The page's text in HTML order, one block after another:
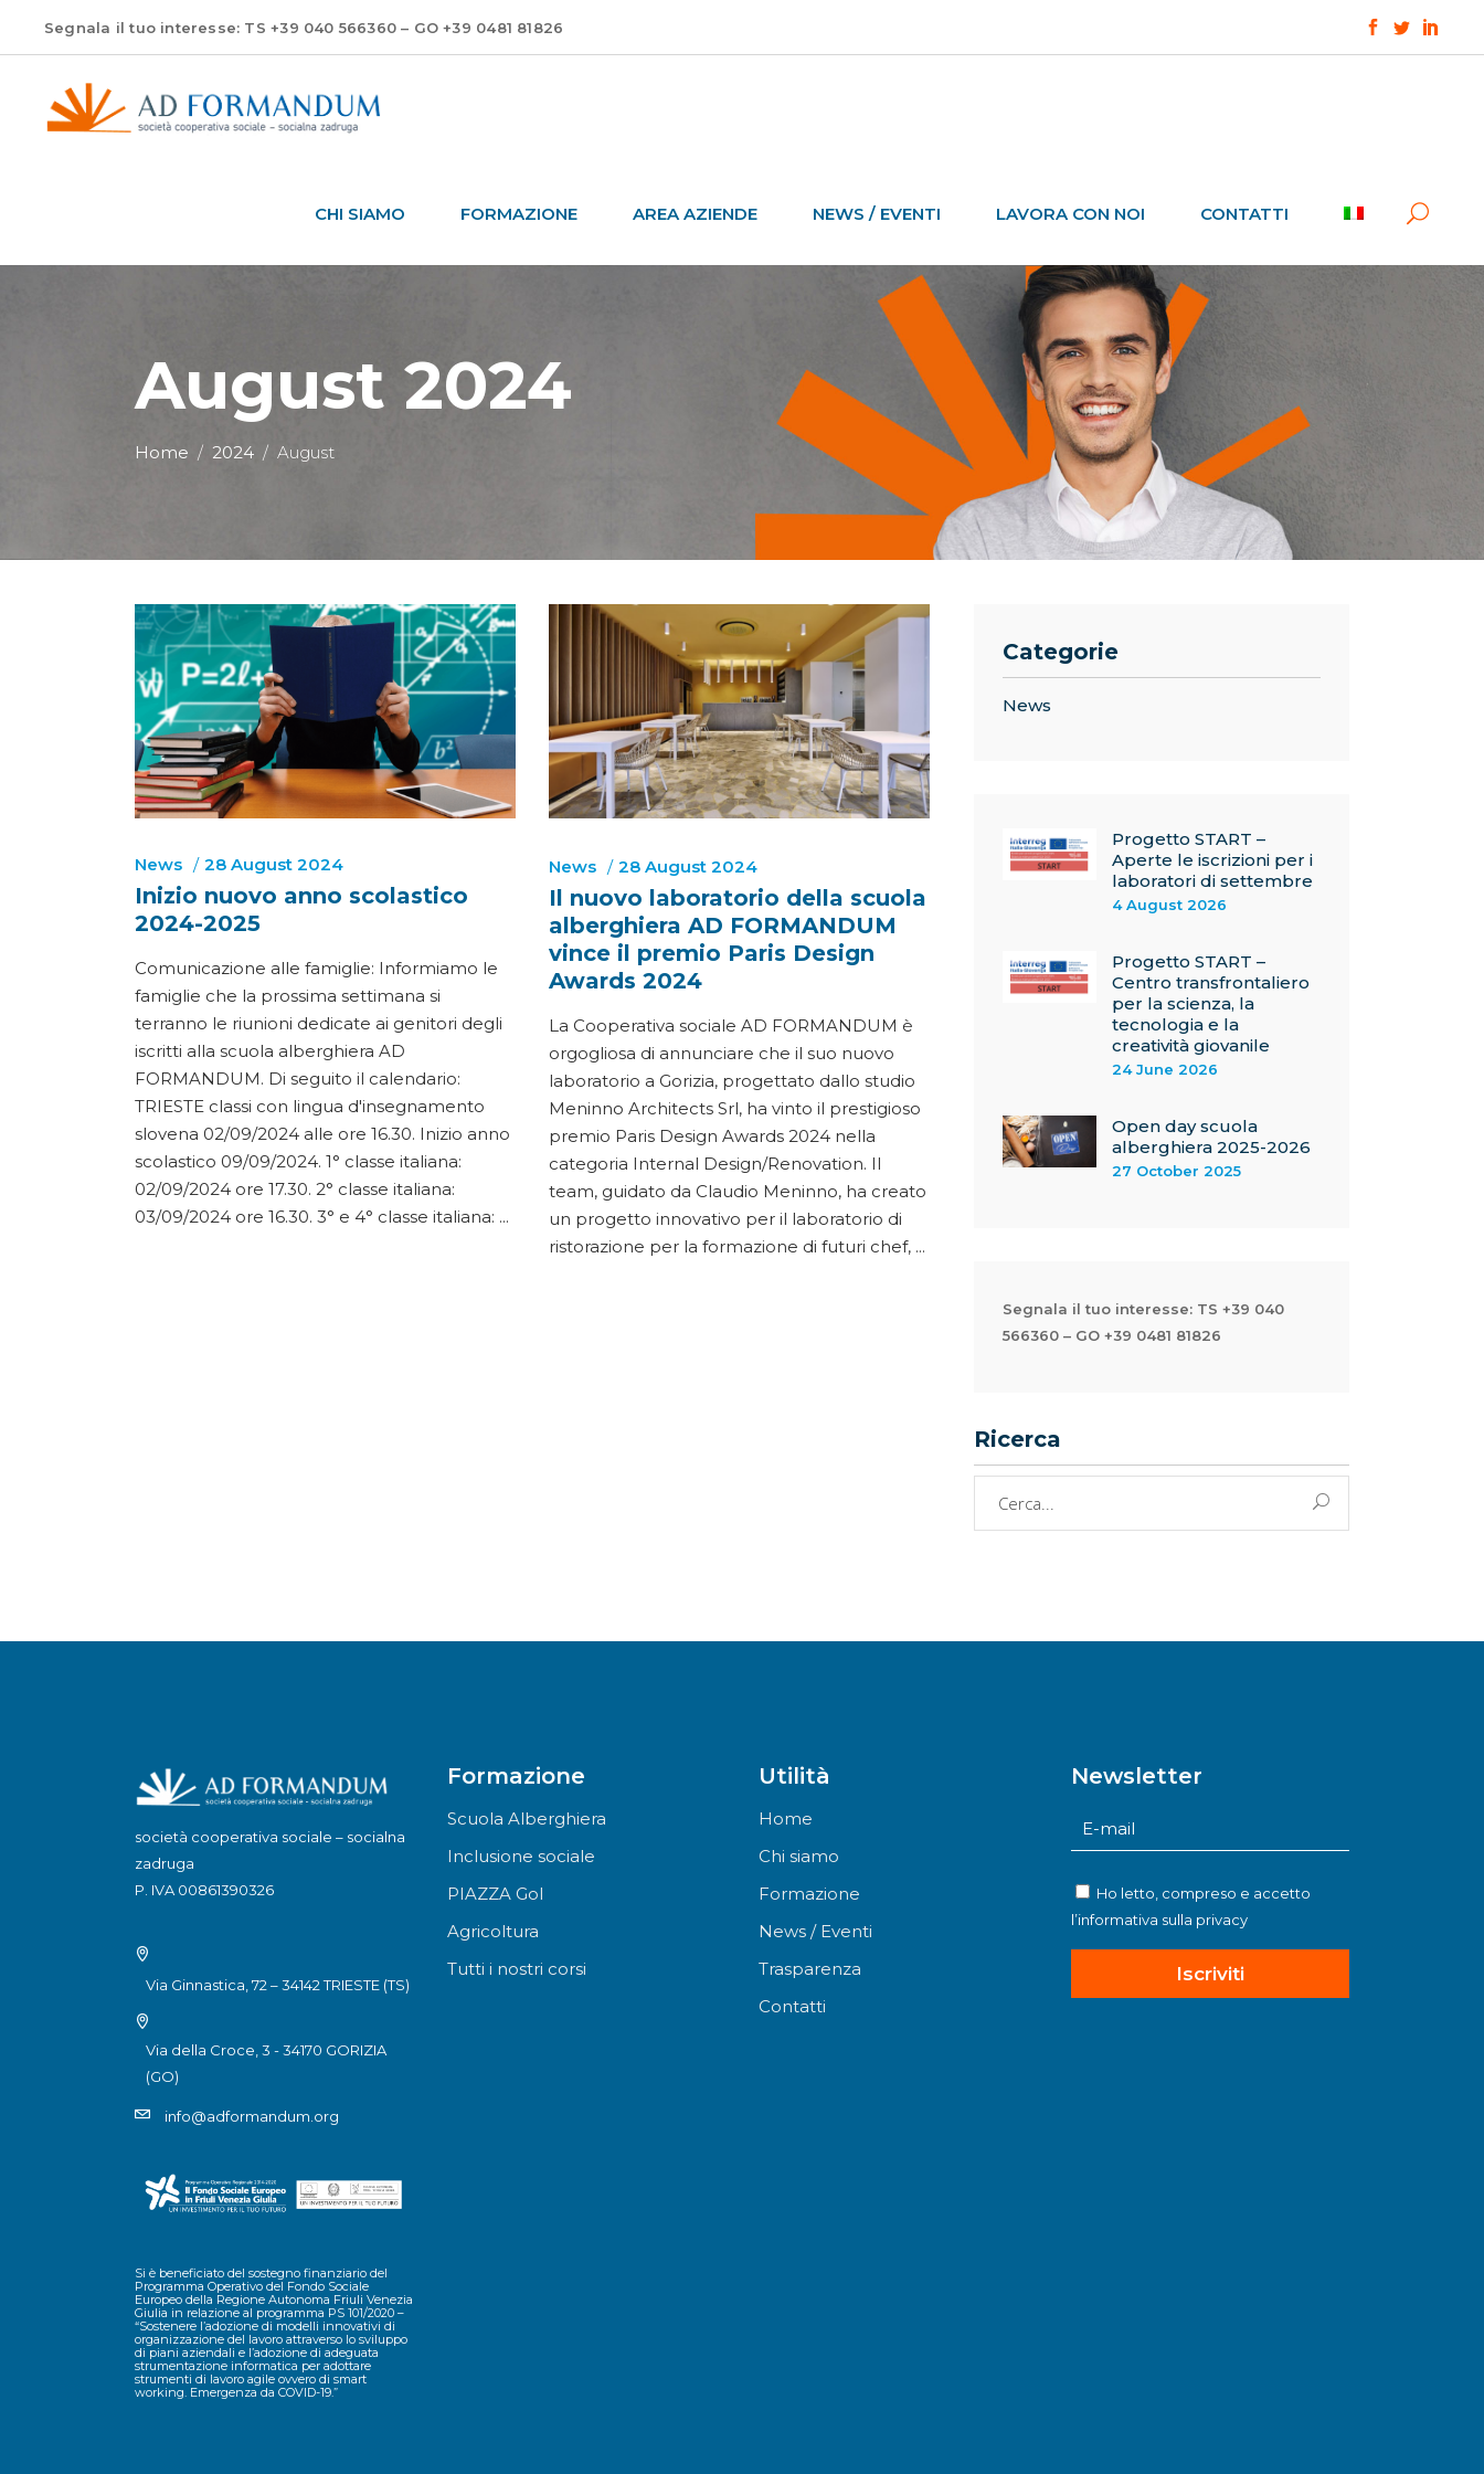
Segnala il tuo interesse: TS +39 040 566360 – GO +39 0481 81826
CHI SIAMO FORMAZIONE AREA AZIENDE NEWS / EVENTI LAVORA CON NOI CONTATTI
August 2024
Home / 2024 / August
News 28 August 2024
Inizio nuovo anno scolastico
2024-2025
Comunicazione alle famiglie: Informiamo le
famiglie che la prossima settimana si
terranno le riunioni dedicate ai genitori degli
iscritti alla scuola alberghiera AD
FORMANDUM. Di seguito il calendario:
TRIESTE classi con lingua d'insegnamento
slovena 02/09/2024 alle ore 16.30. Inizio anno
scolastico 09/09/2024. 1° classe italiana:
02/09/2024 ore 17.30. 2° classe italiana:
03/09/2024 ore 16.30. 3° e 4° classe italiana:
News 28 August 2024
Il nuovo laboratorio della scuola
alberghiera AD FORMANDUM
vince il premio Paris Design
Awards 2024
La Cooperativa sociale AD FORMANDUM è
orgogliosa di annunciare che il suo nuovo
laboratorio a Gorizia, progettato dallo studio
Meninno Architects Srl, ha vinto il prestigioso
premio Paris Design Awards 2024 nella
categoria Internal Design/Renovation. Il
team, guidato da Claudio Meninno, ha creato
un progetto innovativo per il laboratorio di
ristorazione per la formazione di futuri chef,
Categorie
News
Progetto START –
Aperte le iscrizioni per i
laboratori di settembre
4 August 2026
Progetto START –
Centro transfrontaliero
per la scienza, la
tecnologia e la
creatività giovanile
24 June 2026
Open day scuola
alberghiera 2025-2026
27 October 2025
Segnala il tuo interesse: TS +39 040
566360 – GO +39 0481 81826
Ricerca
per:
società cooperativa sociale – socialna
zadruga
P. IVA 00861390326
Via Ginnastica, 72 – 34142 TRIESTE (TS)
Via della Croce, 3 - 34170 GORIZIA
(GO)
info@adformandum.org
Si è beneficiato del sostegno finanziario del
Programma Operativo del Fondo Sociale
Europeo della Regione Autonoma Friuli Venezia
Giulia in relazione al programma PS 101/2020 –
“Sostenere l’adozione di modelli innovativi di
organizzazione del lavoro attraverso lo sviluppo
di piani aziendali e l’adozione di adeguata
strumentazione informatica per adottare
strumenti di lavoro agile ovvero di smart
working. Emergenza da COVID-19.”
Formazione
Scuola Alberghiera
Inclusione sociale
PIAZZA Gol
Agricoltura
Tutti i nostri corsi
Utilità
Home
Chi siamo
Formazione
News / Eventi
Trasparenza
Contatti
Newsletter
Ho letto, compreso e accetto
l’informativa sulla privacy
Iscriviti